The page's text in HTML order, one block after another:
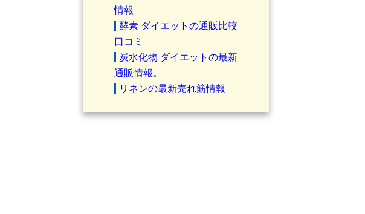
情報
酵素 ダイエットの通販比較
口コミ
炭水化物 ダイエットの最新
通販情報。
リネンの最新売れ筋情報